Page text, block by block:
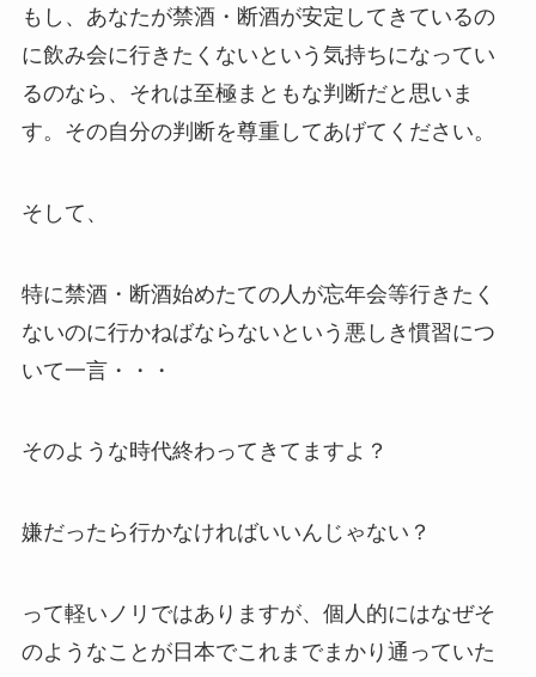
もし、あなたが禁酒・断酒が安定してきているの
に飲み会に行きたくないという気持ちになってい
るのなら、それは至極まともな判断だと思いま
す。その自分の判断を尊重してあげてください。
そして、
特に禁酒・断酒始めたての人が忘年会等行きたく
ないのに行かねばならないという悪しき慣習につ
いて一言・・・
そのような時代終わってきてますよ？
嫌だったら行かなければいいんじゃない？
って軽いノリではありますが、個人的にはなぜそ
のようなことが日本でこれまでまかり通っていた